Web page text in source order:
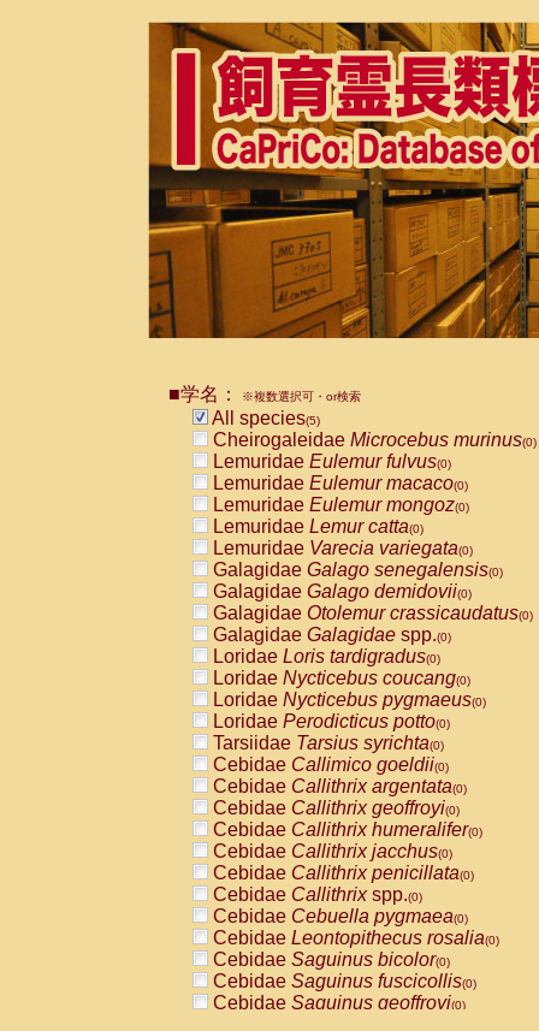
■学名： ※複数選択可・or検索
All species(5)
Cheirogaleidae Microcebus murinus(0)
Lemuridae Eulemur fulvus(0)
Lemuridae Eulemur macaco(0)
Lemuridae Eulemur mongoz(0)
Lemuridae Lemur catta(0)
Lemuridae Varecia variegata(0)
Galagidae Galago senegalensis(0)
Galagidae Galago demidovii(0)
Galagidae Otolemur crassicaudatus(0)
Galagidae Galagidae spp.(0)
Loridae Loris tardigradus(0)
Loridae Nycticebus coucang(0)
Loridae Nycticebus pygmaeus(0)
Loridae Perodicticus potto(0)
Tarsiidae Tarsius syrichta(0)
Cebidae Callimico goeldii(0)
Cebidae Callithrix argentata(0)
Cebidae Callithrix geoffroyi(0)
Cebidae Callithrix humeralifer(0)
Cebidae Callithrix jacchus(0)
Cebidae Callithrix penicillata(0)
Cebidae Callithrixspp.(0)
Cebidae Cebuella pygmaea(0)
Cebidae Leontopithecus rosalia(0)
Cebidae Saguinus bicolor(0)
Cebidae Saguinus fuscicollis(0)
Cebidae Saguinus geoffroyi(0)